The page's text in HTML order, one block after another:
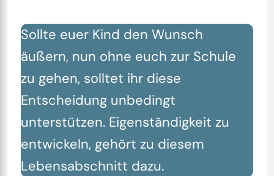
Sollte euer Kind den Wunsch
äußern, nun ohne euch zur Schule
zu gehen, solltet ihr diese
Entscheidung unbedingt
unterstützen. Eigenständigkeit zu
entwickeln, gehört zu diesem
Lebensabschnitt dazu.